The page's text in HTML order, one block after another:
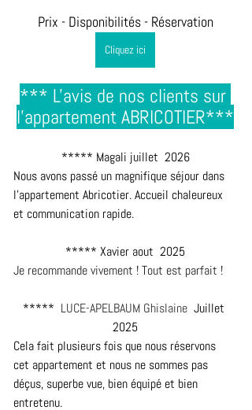
Prix - Disponibilités - Réservation
Cliquez ici
*** L'avis de nos clients sur
l'appartement ABRICOTIER***
***** Magali juillet  2026
Nous avons passé un magnifique séjour dans
l’appartement Abricotier. Accueil chaleureux
et communication rapide.
***** Xavier aout  2025
Je recommande vivement ! Tout est parfait !
***** LUCE-APELBAUM Ghislaine
  Juillet
2025
Cela fait plusieurs fois que nous réservons
cet appartement et nous ne sommes pas
déçus, superbe vue, bien équipé et bien
entretenu.